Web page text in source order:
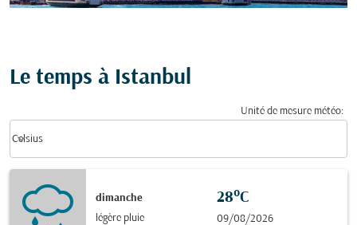
Le temps à Istanbul
Unité de mesure météo:
Celsius
keyboard_arrow_down
dimanche
légère pluie
28°C
09/08/2026